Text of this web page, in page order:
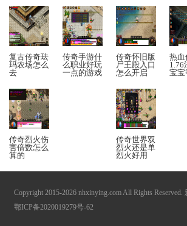
复古传奇珐
玛农场怎么
去
传奇手游什
么职业好玩
一点的游戏
传奇怀旧版
尸王殿入口
怎么开启
热血
1.76
宝宝
传奇烈火伤
害倍数怎么
算的
传奇世界双
烈火还是单
烈火好用
Copyright 2015-2026 nhxinying.com All Rights
鄂ICP备2020019279号-62